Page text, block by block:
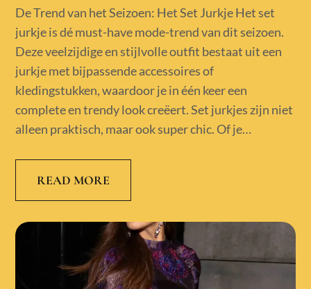
on
De Trend van het Seizoen: Het Set Jurkje Het set
jurkje is dé must-have mode-trend van dit seizoen.
Deze veelzijdige en stijlvolle outfit bestaat uit een
jurkje met bijpassende accessoires of
kledingstukken, waardoor je in één keer een
complete en trendy look creëert. Set jurkjes zijn niet
alleen praktisch, maar ook super chic. Of je…
READ MORE